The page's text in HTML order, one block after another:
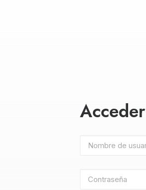
Acceder